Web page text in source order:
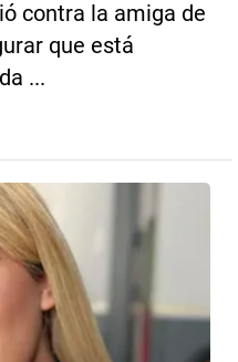
contra la amiga de
que está
...